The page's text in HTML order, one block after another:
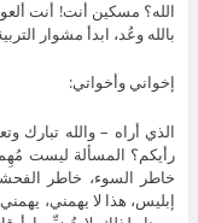
الله؟ مسكين أنت! أنت
بالله وعُد، ابدأ مشوار
إخواني وأخواتي:
الذي أراه – والله تبارك
رأيكم؟ المسألة ليست
خاطر السوء، خاطر
إبليس، هذا لا يهمني،